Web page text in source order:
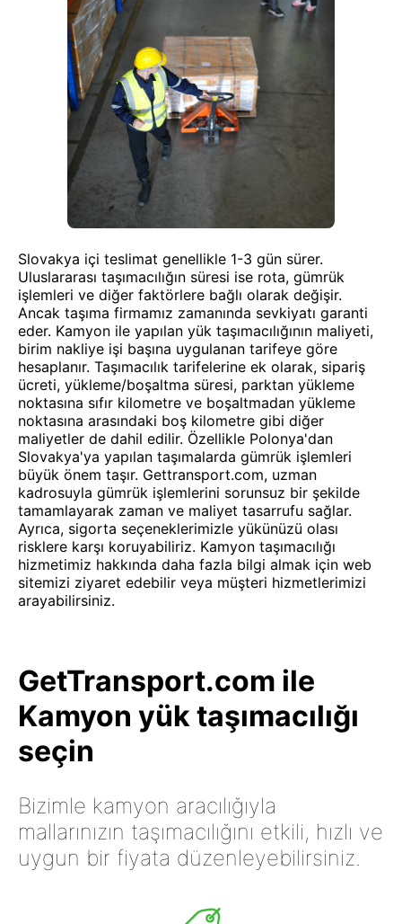
Slovakya içi teslimat genellikle 1-3 gün sürer.
Uluslararası taşımacılığın süresi ise rota, gümrük
işlemleri ve diğer faktörlere bağlı olarak değişir.
Ancak taşıma firmamız zamanında sevkiyatı garanti
eder. Kamyon ile yapılan yük taşımacılığının maliyeti,
birim nakliye işi başına uygulanan tarifeye göre
hesaplanır. Taşımacılık tarifelerine ek olarak, sipariş
ücreti, yükleme/boşaltma süresi, parktan yükleme
noktasına sıfır kilometre ve boşaltmadan yükleme
noktasına arasındaki boş kilometre gibi diğer
maliyetler de dahil edilir. Özellikle Polonya'dan
Slovakya'ya yapılan taşımalarda gümrük işlemleri
büyük önem taşır. Gettransport.com, uzman
kadrosuyla gümrük işlemlerini sorunsuz bir şekilde
tamamlayarak zaman ve maliyet tasarrufu sağlar.
Ayrıca, sigorta seçeneklerimizle yükünüzü olası
risklere karşı koruyabiliriz. Kamyon taşımacılığı
hizmetimiz hakkında daha fazla bilgi almak için web
sitemizi ziyaret edebilir veya müşteri hizmetlerimizi
arayabilirsiniz.
GetTransport.com ile
Kamyon yük taşımacılığı
seçin
Bizimle kamyon aracılığıyla
mallarınızın taşımacılığını etkili, hızlı ve
uygun bir fiyata düzenleyebilirsiniz.